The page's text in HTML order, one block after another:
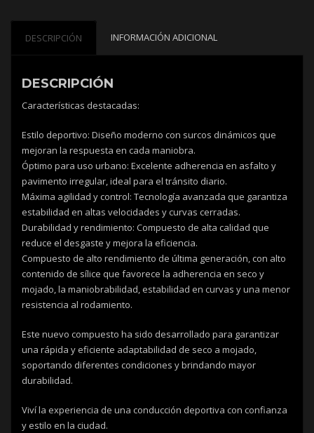
DESCRIPCIÓN INFORMACIÓN ADICIONAL
DESCRIPCIÓN
Características destacadas:
Estilo deportivo: Diseño moderno con surcos dinámicos que
mejoran la respuesta en cada maniobra.
Óptimo para uso urbano: Excelente adherencia en asfalto y
pavimento irregular, ideal para el tránsito diario.
Máxima agilidad y control: Tecnología avanzada que garantiza
estabilidad en altas velocidades y curvas cerradas.
Durabilidad y rendimiento: Compuesto de alta calidad que
reduce el desgaste y mejora la eficiencia.
Compuesto de alto rendimiento de última generación, con alto
contenido de sílice que favorece la adherencia en seco y
mojado, la maniobrabilidad, estabilidad en curvas y una menor
resistencia al rodamiento.
Este nuevo compuesto ha sido desarrollado para garantizar
una rápida y eficiente adaptabilidad de seco a mojado,
soportando diferentes condiciones y brindando mayor
durabilidad.
Viví la experiencia de una conducción deportiva con confianza
y estilo en la ciudad.